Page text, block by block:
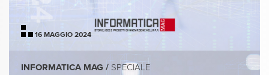
16 MAGGIO 2024
INFORMATICA MAG / SPECIALE